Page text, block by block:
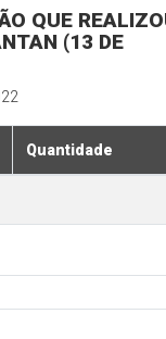
QUE
(13 DE
Quantidade